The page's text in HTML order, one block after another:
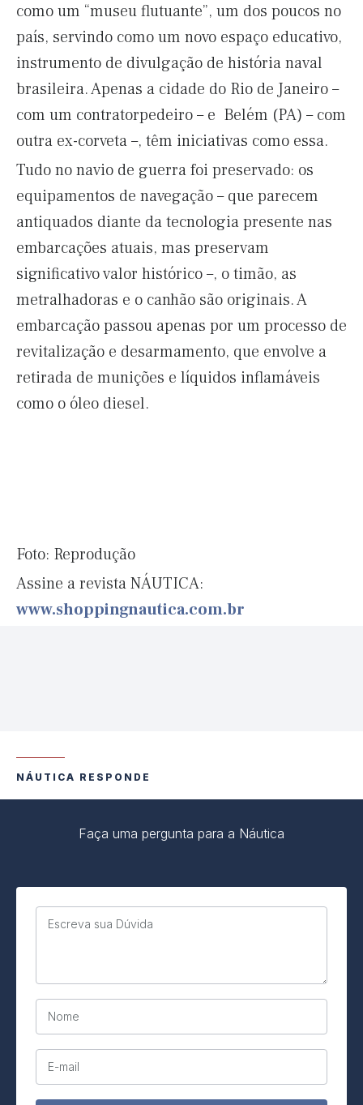
como um “museu flutuante”, um dos poucos no
país, servindo como um novo espaço educativo,
instrumento de divulgação de história naval
brasileira. Apenas a cidade do Rio de Janeiro –
com um contratorpedeiro – e Belém (PA) – com
outra ex-corveta –, têm iniciativas como essa.
Tudo no navio de guerra foi preservado: os
equipamentos de navegação – que parecem
antiquados diante da tecnologia presente nas
embarcações atuais, mas preservam
significativo valor histórico –, o timão, as
metralhadoras e o canhão são originais. A
embarcação passou apenas por um processo de
revitalização e desarmamento, que envolve a
retirada de munições e líquidos inflamáveis
como o óleo diesel.
Foto: Reprodução
Assine a revista NÁUTICA:
www.shoppingnautica.com.br
NÁUTICA RESPONDE
Faça uma pergunta para a Náutica
Escreva sua Dúvida
Nome
E-mail